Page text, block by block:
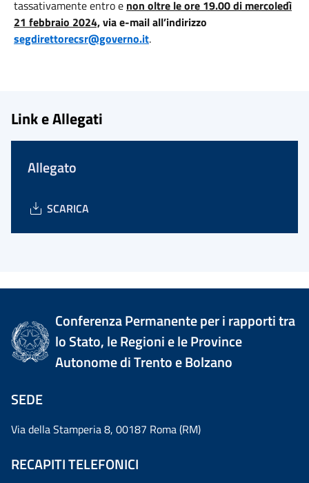
tassativamente entro e non oltre le ore 19.00 di mercoledì
21 febbraio 2024,via e-mail all’indirizzo
segdirettorecsr@governo.it.
Link e Allegati
Allegato
SCARICA
Conferenza Permanente per i rapporti tra
lo Stato, le Regioni e le Province
Autonome di Trento e Bolzano
SEDE
Via della Stamperia 8, 00187 Roma (RM)
RECAPITI TELEFONICI